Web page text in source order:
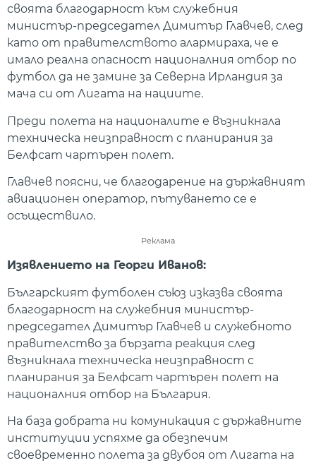
своята благодарност към служебния
министър-председател Димитър Главчев, след
като от правителството алармираха, че е
имало реална опасност националния отбор по
футбол да не замине за Северна Ирландия за
мача си от Лигата на нациите.
Преди полета на националите е възникнала
техническа неизправност с планирания за
Белфсат чартърен полет.
Главчев поясни, че благодарение на държавният
авиационен оператор, пътуването се е
осъществило.
Реклама
Изявлението на Георги Иванов:
Българският футболен съюз изказва своята
благодарност на служебния министър-
председател Димитър Главчев и служебното
правителство за бързата реакция след
възникнала техническа неизправност с
планирания за Белфсат чартърен полет на
националния отбор на България.
На база добрата ни комуникация с държавните
институции успяхме да обезпечим
своевременно полета за двубоя от Лигата на